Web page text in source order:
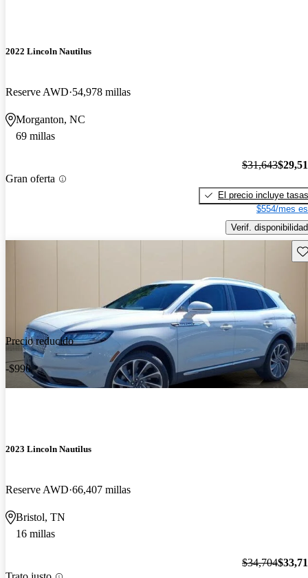
2022 Lincoln Nautilus
Reserve AWD 54,978 millas
Morganton, NC
69 millas
Gran oferta
$31,643
El precio incluye tasas
$554/mes
Verif. disponibilidad
Precio reducido
-$990
2023 Lincoln Nautilus
Reserve AWD 66,407 millas
Bristol, TN
16 millas
$34,704